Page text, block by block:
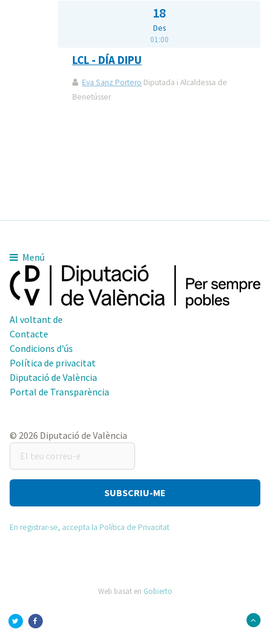
18
Des
01:00
LCL - DÍA DIPU
Eva Sanz Portero Diputada i Alcaldessa de
Benetússer
Menú
Al voltant de
Contacte
Condicions d'ús
Política de privacitat
Diputació de València
Portal de Transparència
© 2026 Diputació de València
El
teu
correu-
En registrar-se, accepta la Política de Privacitat
Web basat en Gobierto